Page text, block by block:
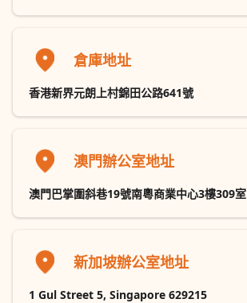
倉庫地址
香港新界元朗上村錦田公路641號
澳門辦公室地址
澳門巴掌圍斜巷19號南粵商業中心3樓309室
新加坡辦公室地址
1 Gul Street 5, Singapore 629215